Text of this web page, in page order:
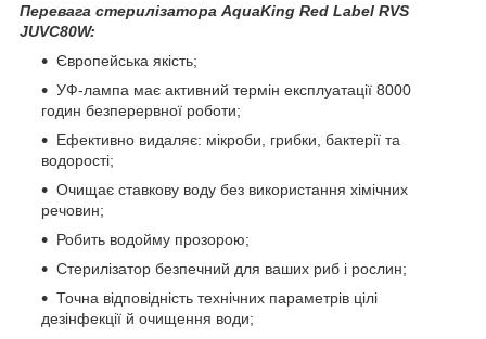
Перевага стерилізатора AquaKing Red Label RVS
JUVC80W:
Європейська якість;
УФ-лампа має активний термін експлуатації 8000
годин безперервної роботи;
Ефективно видаляє: мікроби, грибки, бактерії та
водорості;
Очищає ставкову воду без використання хімічних
речовин;
Робить водойму прозорою;
Стерилізатор безпечний для ваших риб і рослин;
Точна відповідність технічних параметрів цілі
дезінфекції й очищення води;